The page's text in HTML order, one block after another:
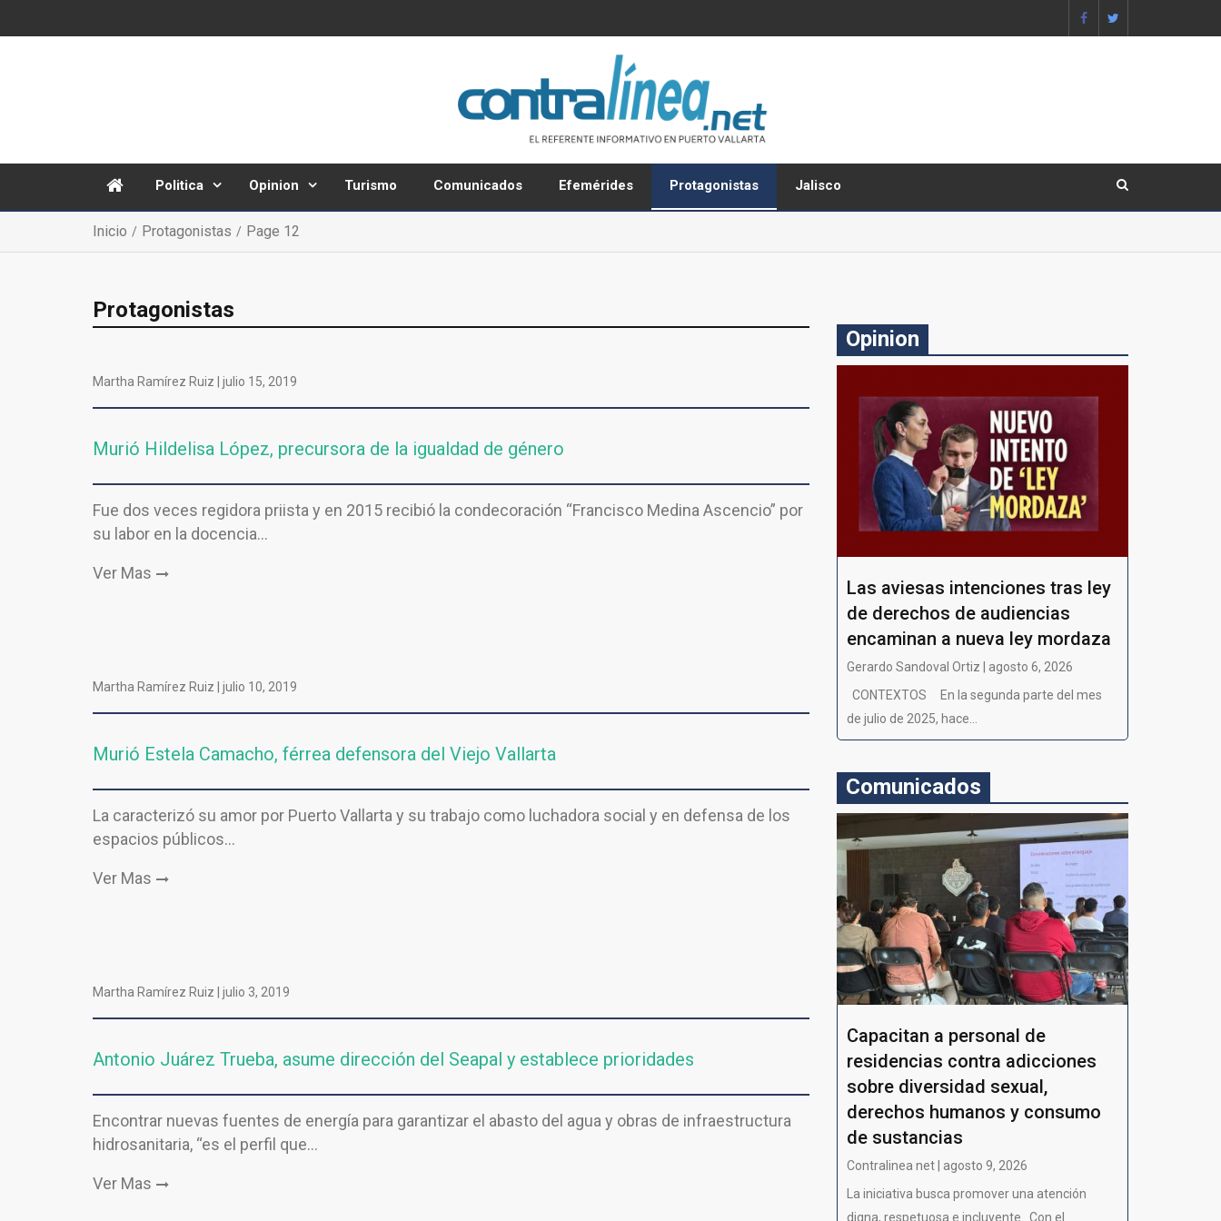
Politica Opinion Turismo Comunicados Efemérides Protagonistas Jalisco
Inicio Protagonistas Page 12
Protagonistas
Martha Ramírez Ruiz | julio 15, 2019
Murió Hildelisa López, precursora de la igualdad de género
Fue dos veces regidora priista y en 2015 recibió la condecoración “Francisco Medina Ascencio” por
su labor en la docencia…
Ver Mas
Martha Ramírez Ruiz | julio 10, 2019
Murió Estela Camacho, férrea defensora del Viejo Vallarta
La caracterizó su amor por Puerto Vallarta y su trabajo como luchadora social y en defensa de los
espacios públicos…
Ver Mas
Martha Ramírez Ruiz | julio 3, 2019
Antonio Juárez Trueba, asume dirección del Seapal y establece prioridades
Encontrar nuevas fuentes de energía para garantizar el abasto del agua y obras de infraestructura
hidrosanitaria, “es el perfil que…
Ver Mas
Opinion
Las aviesas intenciones tras ley
de derechos de audiencias
encaminan a nueva ley mordaza
Gerardo Sandoval Ortiz | agosto 6, 2026
CONTEXTOS En la segunda parte del mes
de julio de 2025, hace...
Comunicados
Capacitan a personal de
residencias contra adicciones
sobre diversidad sexual,
derechos humanos y consumo
de sustancias
Contralinea net | agosto 9, 2026
La iniciativa busca promover una atención
digna, respetuosa e incluyente Con el